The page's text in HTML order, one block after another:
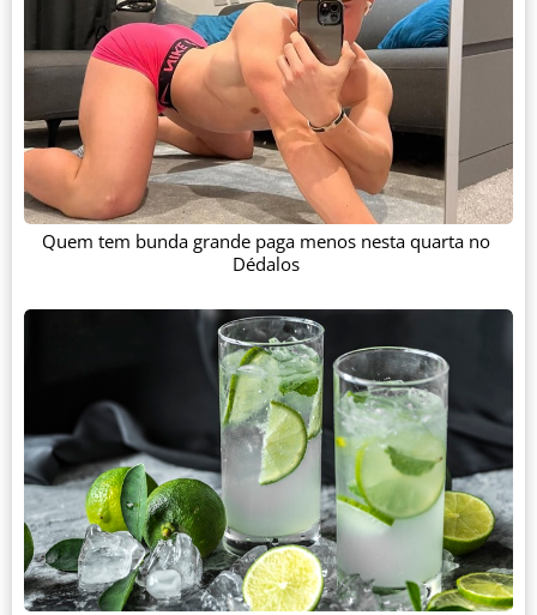
Quem tem bunda grande paga menos nesta quarta no
Dédalos